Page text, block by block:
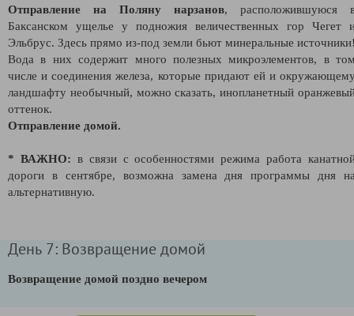
Отправление на Поляну нарзанов, расположившуюся
Баксанском ущелье у подножия величественных гор Чегет
Эльбрус. Здесь прямо из-под земли бьют минеральные
Вода в них содержит много полезных микроэлементов, в
числе и соединения железа, которые придают ей и
ландшафту необычный, можно сказать, инопланетный
оттенок.
Отправление домой.
* ВАЖНО: в связи с особенностями режима работа
дороги в сентябре, возможна замена дня программы дня
альтернативную.
День 7: Возвращение домой
Возвращение домой поздно вечером